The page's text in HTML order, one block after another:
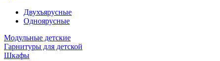
Двухъярусные
Одноярусные
Модульные детские
Гарнитуры для детской
Шкафы